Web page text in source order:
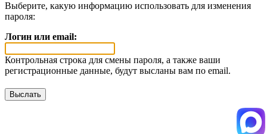
Выберите, какую информацию использовать для изменения
пароля:
Логин или email:
Контрольная строка для смены пароля, а также ваши
регистрационные данные, будут высланы вам по email.